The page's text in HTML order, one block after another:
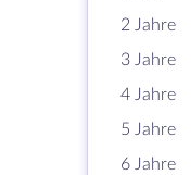
2 Jahre
3 Jahre
4 Jahre
5 Jahre
6 Jahre